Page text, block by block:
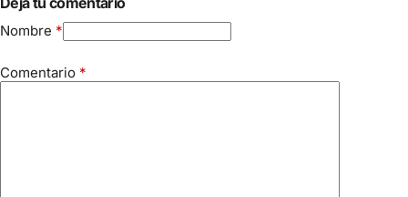
Nombre *
Comentario *